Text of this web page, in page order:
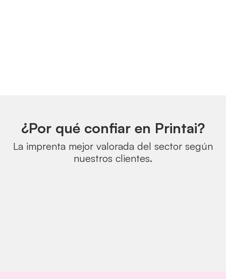
¿Por qué confiar en Printai?
La imprenta mejor valorada del sector según
nuestros clientes.